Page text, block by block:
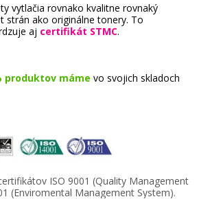
27,90 €
(čierna)
Originálna náplň
vytlačia rovnako kvalitne rovnaký
strán ako originálne tonery. To
aj certifikát STMC.
produktov máme vo svojich skladoch
ISO 9001 (Quality Management
(Enviromental Management System).